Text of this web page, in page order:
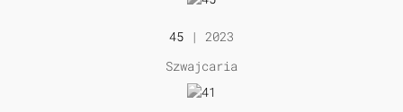
45 | 2023
Szwajcaria